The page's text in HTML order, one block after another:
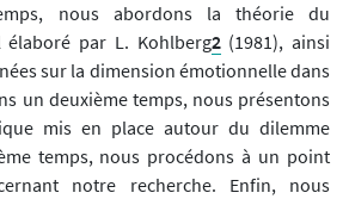
nous abordons la théorie du
élaboré par L. Kohlberg2(1981), ainsi
sur la dimension émotionnelle dans
un deuxième temps, nous présentons
mis en place autour du dilemme
temps, nous procédons à un point
notre recherche. Enfin, nous